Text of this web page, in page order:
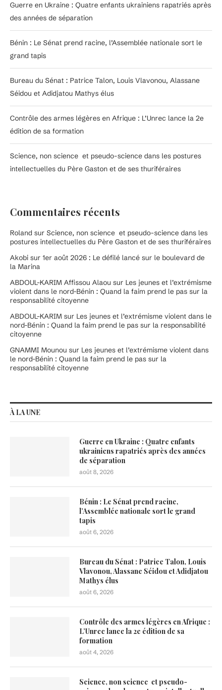
Guerre en Ukraine : Quatre enfants ukrainiens rapatriés après
des années de séparation
Bénin : Le Sénat prend racine, l’Assemblée nationale sort le
grand tapis
Bureau du Sénat : Patrice Talon, Louis Vlavonou, Alassane
Séidou et Adidjatou Mathys élus
Contrôle des armes légères en Afrique : L’Unrec lance la 2e
édition de sa formation
Science, non science et pseudo-science dans les postures
intellectuelles du Père Gaston et de ses thuriféraires
Commentaires récents
Roland sur Science, non science et pseudo-science dans les
postures intellectuelles du Père Gaston et de ses thuriféraires
Akobi sur 1er août 2026 : Le défilé lancé sur le boulevard de
la Marina
ABDOUL-KARIM Affissou Alaou sur Les jeunes et l’extrémisme
violent dans le nord-Bénin : Quand la faim prend le pas sur la
responsabilité citoyenne
ABDOUL-KARIM sur Les jeunes et l’extrémisme violent dans le
nord-Bénin : Quand la faim prend le pas sur la responsabilité
citoyenne
GNAMMI Mounou sur Les jeunes et l’extrémisme violent dans
le nord-Bénin : Quand la faim prend le pas sur la
responsabilité citoyenne
À LA UNE
Guerre en Ukraine : Quatre enfants
ukrainiens rapatriés après des années
de séparation
août 8, 2026
Bénin : Le Sénat prend racine,
l’Assemblée nationale sort le grand
tapis
août 6, 2026
Bureau du Sénat : Patrice Talon, Louis
Vlavonou, Alassane Séidou et Adidjatou
Mathys élus
août 6, 2026
Contrôle des armes légères en Afrique :
L’Unrec lance la 2e édition de sa
formation
août 4, 2026
Science, non science et pseudo-